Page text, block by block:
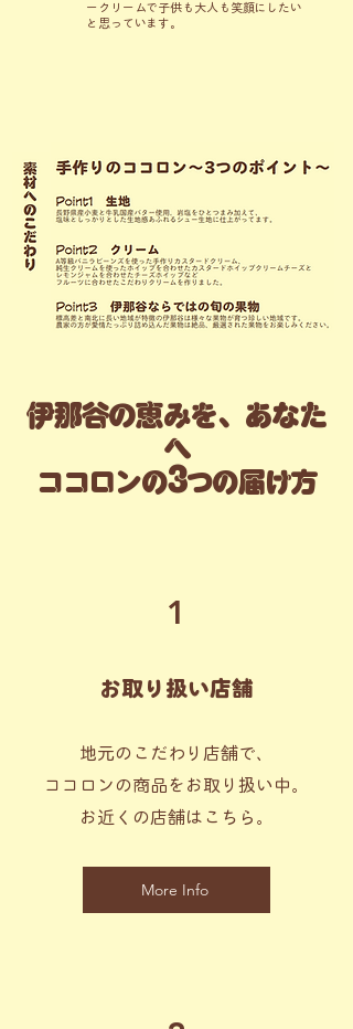
ークリームで子供も大人も笑顔にしたい
と思っています。
伊那谷の恵みを、あなた
へ
ココロンの3つの届け方
1
お取り扱い店舗
地元のこだわり店舗で、
ココロンの商品をお取り扱い中。
お近くの店舗はこちら。
More Info